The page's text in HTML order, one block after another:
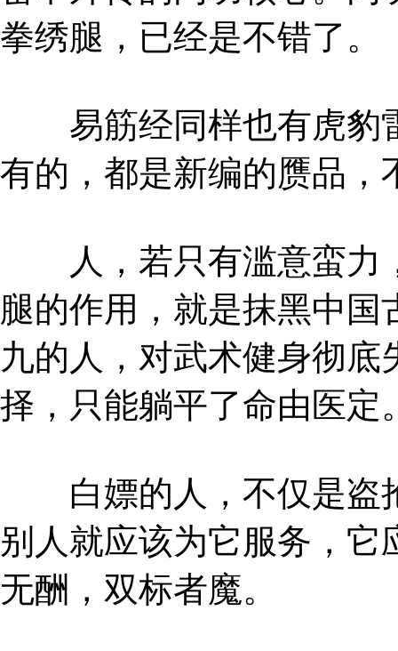
拳绣腿，已经是不错了。
易筋经同样也有虎豹
有的，都是新编的赝品，
人，若只有滥意蛮力
腿的作用，就是抹黑中
九的人，对武术健身彻
择，只能躺平了命由医定
白嫖的人，不仅是盗
别人就应该为它服务，
无酬，双标者魔。